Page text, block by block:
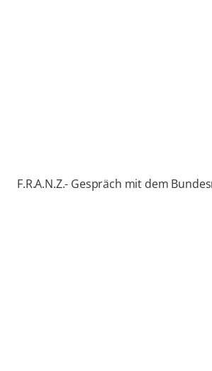
F.R.A.N.Z.- Gespräch mit dem